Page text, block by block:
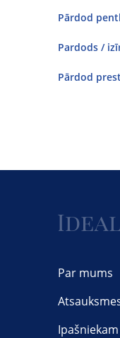
Pārdod
Pardods /
Pārdod
Par mums
Ipašniekam